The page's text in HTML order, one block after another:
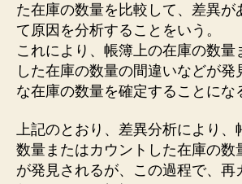
た在庫の数量を比較して、差異が
て原因を分析することをいう。
これにより、帳簿上の在庫の数量
した在庫の数量の間違いなどが発
な在庫の数量を確定することにな
上記のとおり、差異分析により、
数量またはカウントした在庫の数
が発見されるが、この過程で、再